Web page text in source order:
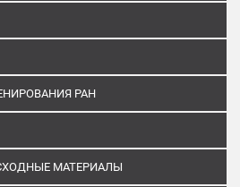
РАН
МАТЕРИАЛЫ